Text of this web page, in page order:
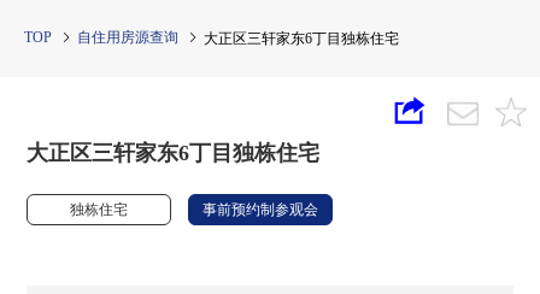
TOP 自住用房源查询 大正区三轩家东6丁目独栋住宅
大正区三轩家东6丁目独栋住宅
独栋住宅 事前预约制参观会